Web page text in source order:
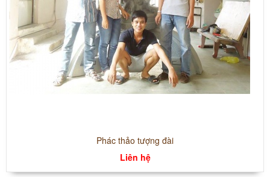
Phác thảo tượng đài
Liên hệ